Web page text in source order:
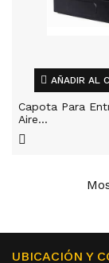
AÑADIR AL
Capota Para
Aire...
UBICACIÓN Y